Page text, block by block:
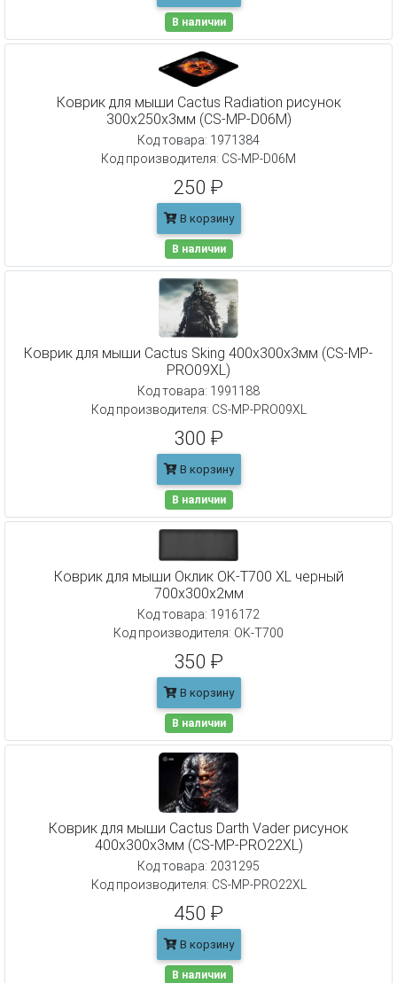
В наличии
Коврик для мыши Cactus Radiation рисунок
300x250x3мм (CS-MP-D06M)
Код товара: 1971384
Код производителя: CS-MP-D06M
250 ₽
В корзину
В наличии
Коврик для мыши Cactus Sking 400x300x3мм (CS-MP-
PRO09XL)
Код товара: 1991188
Код производителя: CS-MP-PRO09XL
300 ₽
В корзину
В наличии
Коврик для мыши Оклик OK-T700 XL черный
700x300x2мм
Код товара: 1916172
Код производителя: OK-T700
350 ₽
В корзину
В наличии
Коврик для мыши Cactus Darth Vader рисунок
400x300x3мм (CS-MP-PRO22XL)
Код товара: 2031295
Код производителя: CS-MP-PRO22XL
450 ₽
В корзину
В наличии